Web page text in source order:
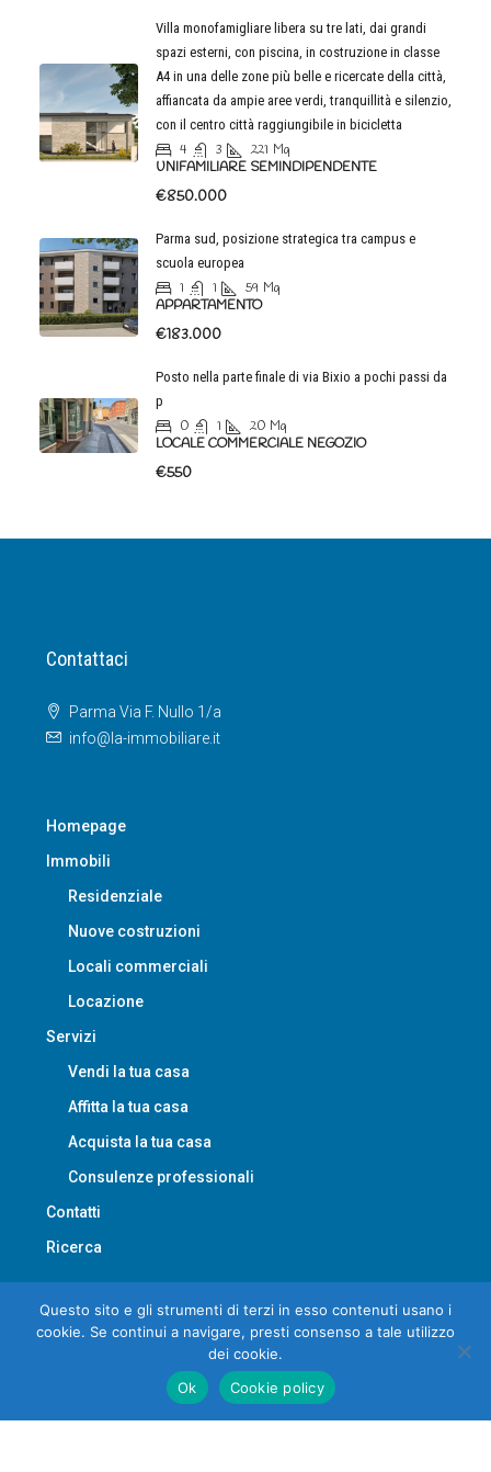
Villa monofamigliare libera su tre lati, dai grandi
spazi esterni, con piscina, in costruzione in classe
A4 in una delle zone più belle e ricercate della città,
affiancata da ampie aree verdi, tranquillità e silenzio,
con il centro città raggiungibile in bicicletta
4 3 221 Mq
UNIFAMILIARE SEMINDIPENDENTE
€850.000
Parma sud, posizione strategica tra campus e
scuola europea
1 1 59 Mq
APPARTAMENTO
€183.000
Posto nella parte finale di via Bixio a pochi passi da
p
0 1 20 Mq
LOCALE COMMERCIALE NEGOZIO
€550
Contattaci
Parma Via F. Nullo 1/a
info@la-immobiliare.it
Homepage
Immobili
Residenziale
Nuove costruzioni
Locali commerciali
Locazione
Servizi
Vendi la tua casa
Affitta la tua casa
Acquista la tua casa
Consulenze professionali
Contatti
Ricerca
© LAimmobiliare - All rights reserved
Questo sito e gli strumenti di terzi in esso contenuti usano i
cookie. Se continui a navigare, presti consenso a tale utilizzo
dei cookie.
Ok
Cookie policy